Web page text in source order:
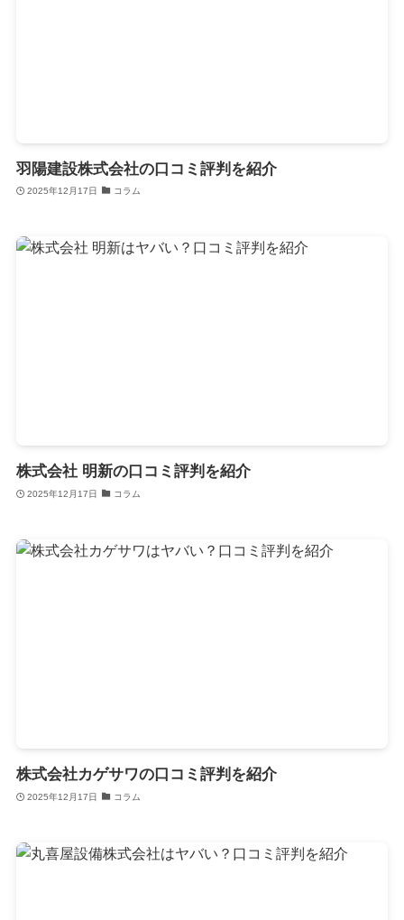
羽陽建設株式会社の口コミ評判を紹介
2025年12月17日 コラム
株式会社 明新の口コミ評判を紹介
2025年12月17日 コラム
株式会社カゲサワの口コミ評判を紹介
2025年12月17日 コラム